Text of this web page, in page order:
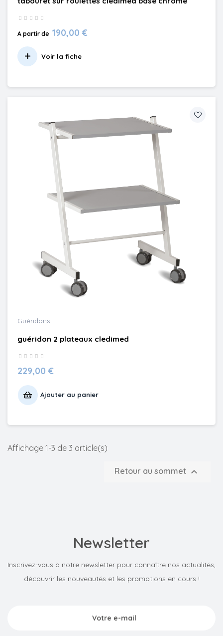
A partir de 190,00 €
Voir la fiche
Guéridons
guéridon 2 plateaux cledimed
229,00 €
Ajouter au panier
Affichage 1-3 de 3 article(s)
Retour au sommet 
Newsletter
Inscrivez-vous à notre newsletter pour connaître nos actualités,
découvrir les nouveautés et les promotions en cours !